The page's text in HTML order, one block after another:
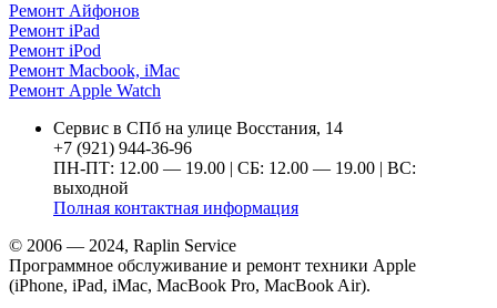
Ремонт Айфонов
Ремонт iPad
Ремонт iPod
Ремонт Macbook, iMac
Ремонт Apple Watch
Сервис в СПб на улице Восстания, 14
+7 (921) 944-36-96
ПН-ПТ: 12.00 — 19.00 | СБ: 12.00 — 19.00 | ВС:
выходной
Полная контактная информация
© 2006 — 2024, Raplin Service
Программное обслуживание и ремонт техники Apple
(iPhone, iPad, iMac, MacBook Pro, MacBook Air).